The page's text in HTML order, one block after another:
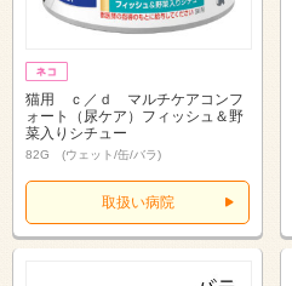
猫用 ｃ／ｄ マルチケアコンフ
ォート（尿ケア）フィッシュ＆野
菜入りシチュー
82G (ウェット/缶/バラ)
取扱い病院